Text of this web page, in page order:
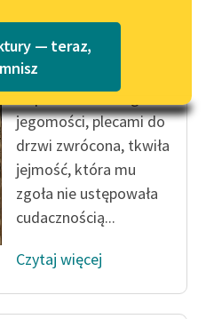
Katalog w formacie PDF
— teraz,
Król Dżumiec
Naprzeciwko onego
jegomości, plecami do
drzwi zwrócona, tkwiła
jejmość, która mu
zgoła nie ustępowała
cudacznością...
Czytaj więcej